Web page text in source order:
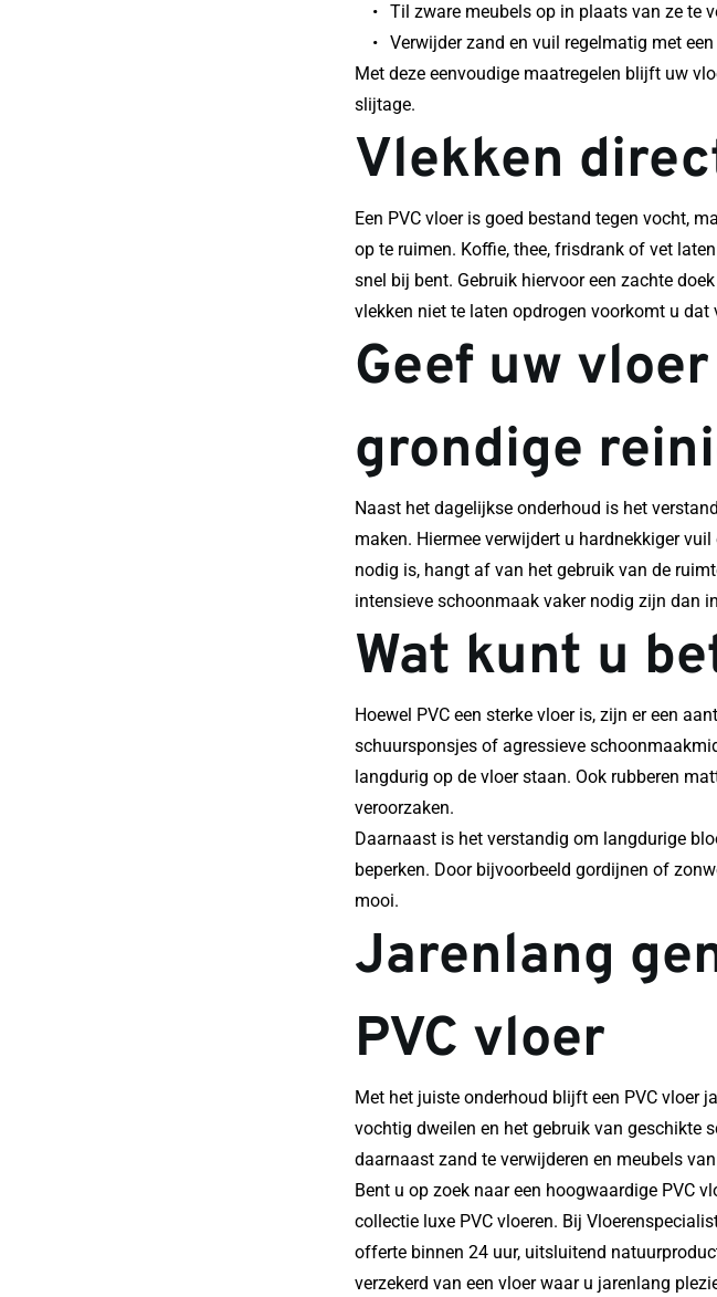
Til zware meubels op in plaats van ze te
Verwijder zand en vuil regelmatig met
Met deze eenvoudige maatregelen blijft uw
slijtage.
Vlekken
Een PVC vloer is goed bestand tegen vocht,
op te ruimen. Koffie, thee, frisdrank of vet
snel bij bent. Gebruik hiervoor een zachte
vlekken niet te laten opdrogen voorkomt u
Geef uw
grondige
Naast het dagelijkse onderhoud is het
maken. Hiermee verwijdert u hardnekkiger
nodig is, hangt af van het gebruik van de
intensieve schoonmaak vaker nodig zijn dan
Wat kunt u
Hoewel PVC een sterke vloer is, zijn er een
schuursponsjes of agressieve
langdurig op de vloer staan. Ook rubberen
veroorzaken.
Daarnaast is het verstandig om langdurige
beperken. Door bijvoorbeeld gordijnen of
mooi.
Jarenlang
PVC vloer
Met het juiste onderhoud blijft een PVC vloer
vochtig dweilen en het gebruik van geschikte
daarnaast zand te verwijderen en meubels
Bent u op zoek naar een hoogwaardige PVC
collectie luxe PVC vloeren. Bij
offerte binnen 24 uur, uitsluitend
verzekerd van een vloer waar u jarenlang